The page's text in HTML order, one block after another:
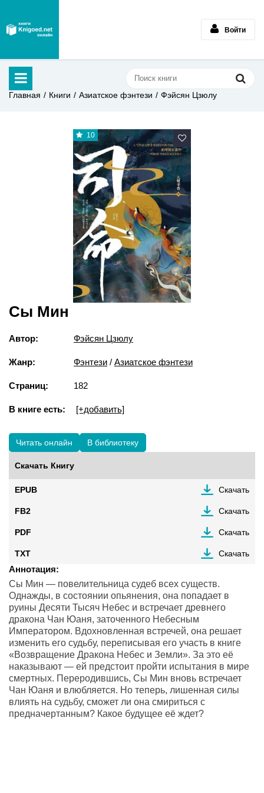
Войти
Главная Книги Азиатское фэнтези Фэйсян Цзюлу
10
Сы Мин
Автор: Фэйсян Цзюлу
Жанр: Фэнтези / Азиатское фэнтези
Страниц: 182
В книге есть: [+добавить]
Читать онлайн В библиотеку
Скачать Книгу
EPUB Скачать
FB2 Скачать
PDF Скачать
TXT Скачать
Аннотация:
Сы Мин — повелительница судеб всех существ.
Однажды, в состоянии опьянения, она попадает в
руины Десяти Тысяч Небес и встречает древнего
дракона Чан Юаня, заточенного Небесным
Императором. Вдохновленная встречей, она решает
изменить его судьбу, переписывая его участь в книге
«Возвращение Дракона Небес и Земли». За это её
наказывают — ей предстоит пройти испытания в мире
смертных. Переродившись, Сы Мин вновь встречает
Чан Юаня и влюбляется. Но теперь, лишенная силы
влиять на судьбу, сможет ли она смириться с
предначертанным? Какое будущее её ждет?